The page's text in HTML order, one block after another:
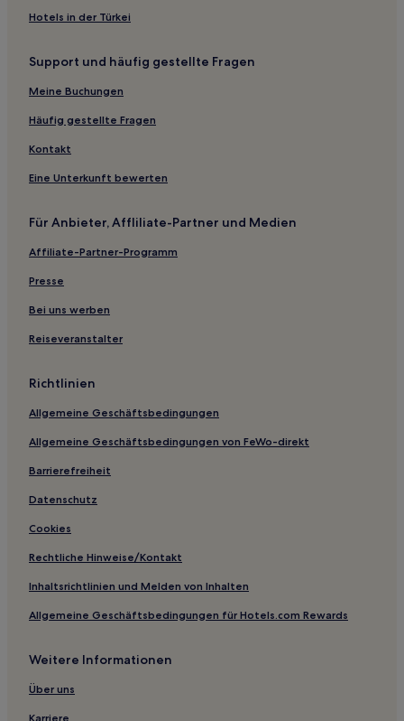
Ryokans in Matsukawa-Schlucht
Gasthäuser in Nozawa Onsen
3-Sterne-Hotels in Yudanaka Shibu Onsen
2-Sterne-Hotels in Yudanaka Shibu Onsen
2-Sterne-Hotels in Matsumoto
3-Sterne-Hotels in Matsumoto
4-Sterne-Hotels in Nagano
2-Sterne-Hotels in Shibu
5-Sterne-Hotels in Hakuba
Hotels nahe Skilift Happo-One Sakka
Hotels nahe Station Nagano
Hotels nahe Bahnhof Shinanoomachi
Togakushi: Hotels
Hotels nahe Skisprungstadion von Hakuba
Hotels nahe Ninjadorf Chibikko
Hotels nahe Tempel Zenkō-ji
Hotels nahe Saera Skigebiet Oze
Hotaka: Hotels
Matsushiro: Hotels
Hotels nahe Museum Togakushi Soba
Hotels nahe Museum Togakure Ninpo
Hotels nahe See Kagami-ike
Hotels in der Türkei
Support und häufig gestellte Fragen
Meine Buchungen
Häufig gestellte Fragen
Kontakt
Eine Unterkunft bewerten
Für Anbieter, Affliliate-Partner und Medien
Affiliate-Partner-Programm
Presse
Bei uns werben
Reiseveranstalter
Richtlinien
Allgemeine Geschäftsbedingungen
Allgemeine Geschäftsbedingungen von FeWo-direkt
Barrierefreiheit
Datenschutz
Cookies
Rechtliche Hinweise/Kontakt
Inhaltsrichtlinien und Melden von Inhalten
Allgemeine Geschäftsbedingungen für Hotels.com Rewards
Weitere Informationen
Über uns
Karriere